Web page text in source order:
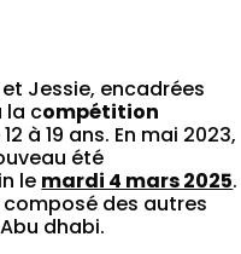
Jessie, encadrées
la compétition
à 19 ans. En mai 2023,
été
le mardi 4 mars 2025.
des autres
dhabi.